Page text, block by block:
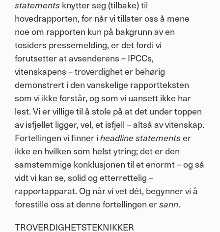
statements knytter seg (tilbake) til
hovedrapporten, for når vi tillater oss å mene
noe om rapporten kun på bakgrunn av en
tosiders pressemelding, er det fordi vi
forutsetter at avsenderens – IPCCs,
vitenskapens – troverdighet er behørig
demonstrert i den vanskelige rapportteksten
som vi ikke forstår, og som vi uansett ikke har
lest. Vi er villige til å stole på at det under toppen
av isfjellet ligger, vel, et isfjell – altså av vitenskap.
Fortellingen vi finner i headline statementser
ikke en hvilken som helst ytring; det er den
samstemmige konklusjonen til et enormt – og så
vidt vi kan se, solid og etterrettelig –
rapportapparat. Og når vi vet dét, begynner vi å
forestille oss at denne fortellingen ersann.
TROVERDIGHETSTEKNIKKER